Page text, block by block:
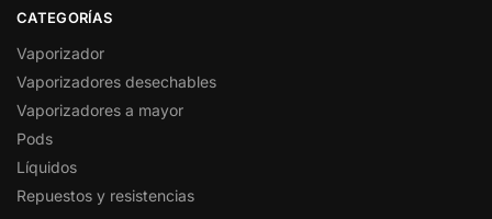
CATEGORÍAS
Vaporizador
Vaporizadores desechables
Vaporizadores a mayor
Pods
Líquidos
Repuestos y resistencias